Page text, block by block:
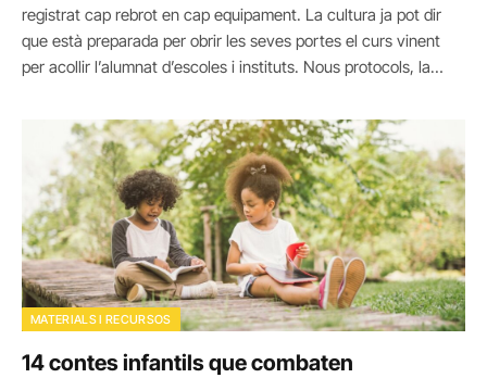
registrat cap rebrot en cap equipament. La cultura ja pot dir
que està preparada per obrir les seves portes el curs vinent
per acollir l’alumnat d’escoles i instituts. Nous protocols, la…
MATERIALS I RECURSOS
14 contes infantils que combaten